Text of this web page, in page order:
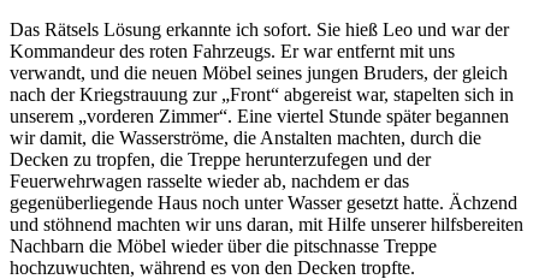
Das Rätsels Lösung erkannte ich sofort. Sie hieß Leo und war der
Kommandeur des roten Fahrzeugs. Er war entfernt mit uns
verwandt, und die neuen Möbel seines jungen Bruders, der gleich
nach der Kriegstrauung zur Front
abgereist war, stapelten sich in
unserem
vorderen Zimmer . Eine viertel Stunde später begannen
wir damit, die Wasserströme, die Anstalten machten, durch die
Decken zu tropfen, die Treppe herunterzufegen und der
Feuerwehrwagen rasselte wieder ab, nachdem er das
gegenüberliegende Haus noch unter Wasser gesetzt hatte. Ächzend
und stöhnend machten wir uns daran, mit Hilfe unserer hilfsbereiten
Nachbarn die Möbel wieder über die pitschnasse Treppe
hochzuwuchten, während es von den Decken tropfte.